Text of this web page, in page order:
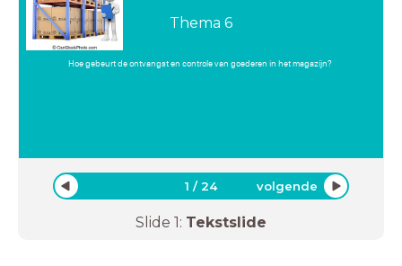
Thema 6
Hoe gebeurt de ontvangst en controle van goederen in het magazijn?
1 /24 volgende
Slide 1: Tekstslide